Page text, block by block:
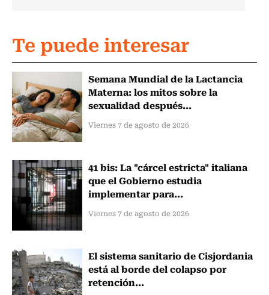
Te puede interesar
Semana Mundial de la Lactancia
Materna: los mitos sobre la
sexualidad después...
Viernes 7 de agosto de 2026
41 bis: La "cárcel estricta" italiana
que el Gobierno estudia
implementar para...
Viernes 7 de agosto de 2026
El sistema sanitario de Cisjordania
está al borde del colapso por
retención...